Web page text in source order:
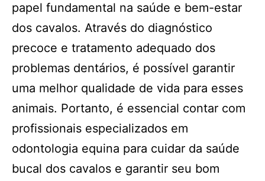
papel fundamental na saúde e bem-estar
dos cavalos. Através do diagnóstico
precoce e tratamento adequado dos
problemas dentários, é possível garantir
uma melhor qualidade de vida para esses
animais. Portanto, é essencial contar com
profissionais especializados em
odontologia equina para cuidar da saúde
bucal dos cavalos e garantir seu bom